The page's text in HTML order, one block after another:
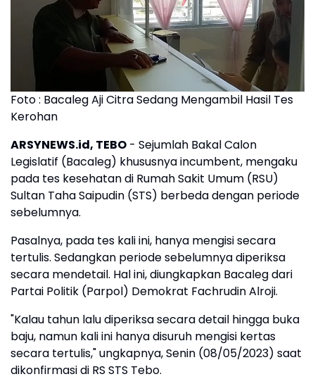
Foto : Bacaleg Aji Citra Sedang Mengambil Hasil Tes
Kerohan
ARSYNEWS.id, TEBO - Sejumlah Bakal Calon
Legislatif (Bacaleg) khususnya incumbent, mengaku
pada tes kesehatan di Rumah Sakit Umum (RSU)
Sultan Taha Saipudin (STS) berbeda dengan periode
sebelumnya.
Pasalnya, pada tes kali ini, hanya mengisi secara
tertulis. Sedangkan periode sebelumnya diperiksa
secara mendetail. Hal ini, diungkapkan Bacaleg dari
Partai Politik (Parpol) Demokrat Fachrudin Alroji.
"Kalau tahun lalu diperiksa secara detail hingga buka
baju, namun kali ini hanya disuruh mengisi kertas
secara tertulis," ungkapnya, Senin (08/05/2023) saat
dikonfirmasi di RS STS Tebo.